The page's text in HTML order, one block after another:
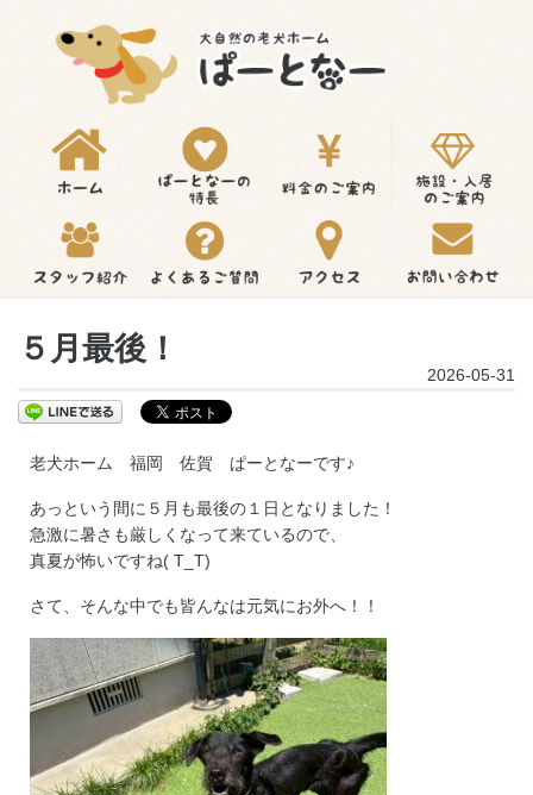
５月最後！
2026-05-31
老犬ホーム 福岡 佐賀 ぱーとなーです♪
あっという間に５月も最後の１日となりました！
急激に暑さも厳しくなって来ているので、
真夏が怖いですね( T_T)
さて、そんな中でも皆んなは元気にお外へ！！